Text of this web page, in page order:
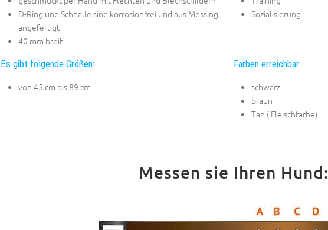
D-Ring und Schnalle sind korrosionfrei und aus Messing
angefertigt
40 mm breit
Sozialisierung
Es gibt folgende Größen:
von 45 cm bis 89 cm
Farben erreichbar:
schwarz
braun
Tan ( Fleischfarbe)
Messen sie Ihren Hund: